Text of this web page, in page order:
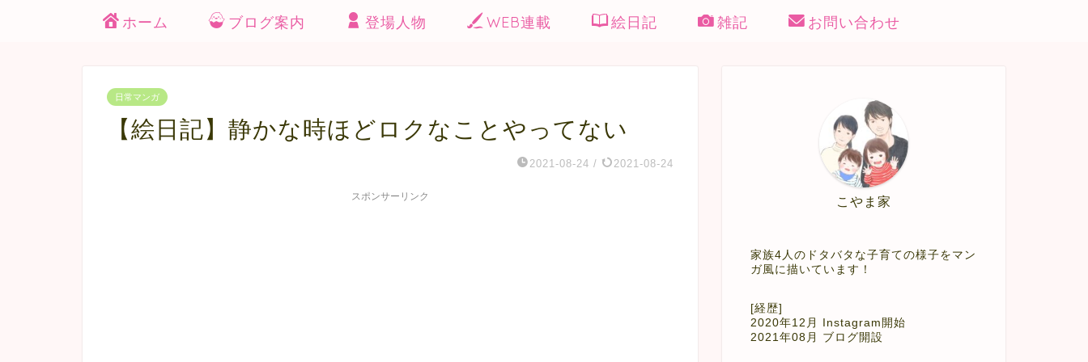
ホーム ブログ案内 登場人物 WEB連載 絵日記 雑記 お問い合わせ
日常マンガ
【絵日記】静かな時ほどロクなことやってない
2021-08-24 / 2021-08-24
スポンサーリンク こやま家
家族4人のドタバタな子育ての様子をマン
ガ風に描いています！
[経歴]
2020年12月 Instagram開始
2021年08月 ブログ開設